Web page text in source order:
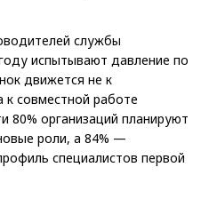
службы
испытывают давление по
движется не к
к совместной работе
80% организаций планируют
роли, а 84% —
специалистов первой